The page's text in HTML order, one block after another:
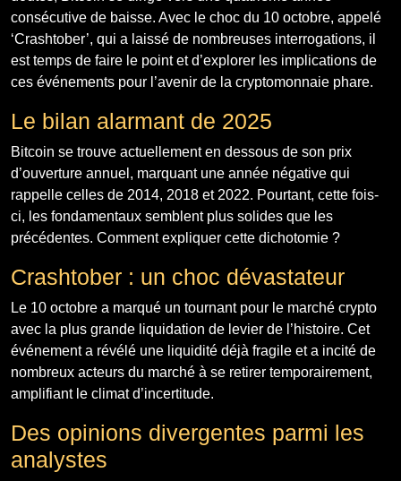
consécutive de baisse. Avec le choc du 10 octobre, appelé
‘Crashtober’, qui a laissé de nombreuses interrogations, il
est temps de faire le point et d’explorer les implications de
ces événements pour l’avenir de la cryptomonnaie phare.
Le bilan alarmant de 2025
Bitcoin se trouve actuellement en dessous de son prix
d’ouverture annuel, marquant une année négative qui
rappelle celles de 2014, 2018 et 2022. Pourtant, cette fois-
ci, les fondamentaux semblent plus solides que les
précédentes. Comment expliquer cette dichotomie ?
Crashtober : un choc dévastateur
Le 10 octobre a marqué un tournant pour le marché crypto
avec la plus grande liquidation de levier de l’histoire. Cet
événement a révélé une liquidité déjà fragile et a incité de
nombreux acteurs du marché à se retirer temporairement,
amplifiant le climat d’incertitude.
Des opinions divergentes parmi les
analystes